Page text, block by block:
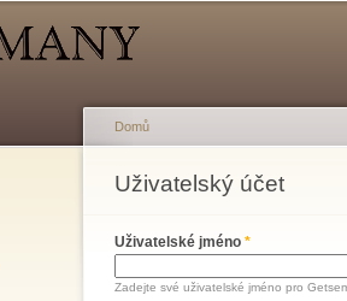
Jste zde
Domů
Uživatelský účet
Hlavní záložky
Uživatelské jméno *
Zadejte své uživatelské jméno pro